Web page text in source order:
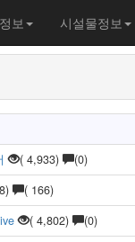
보 시설물정보
( 4,933) (0)
( 166)
( 4,802) (0)